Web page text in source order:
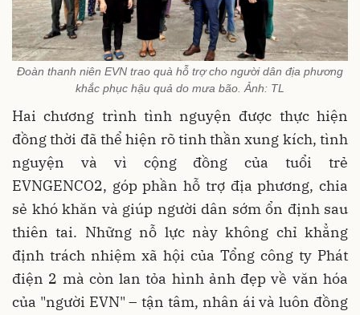
Đoàn thanh niên EVN trao quà hỗ trợ cho người dân địa phương
khắc phục hậu quả do mưa bão. Ảnh: TL
Hai chương trình tình nguyện được thực hiện
đồng thời đã thể hiện rõ tinh thần xung kích, tình
nguyện và vì cộng đồng của tuổi trẻ
EVNGENCO2, góp phần hỗ trợ địa phương, chia
sẻ khó khăn và giúp người dân sớm ổn định sau
thiên tai. Những nỗ lực này không chỉ khẳng
định trách nhiệm xã hội của Tổng công ty Phát
điện 2 mà còn lan tỏa hình ảnh đẹp về văn hóa
của "người EVN" – tận tâm, nhân ái và luôn đồng